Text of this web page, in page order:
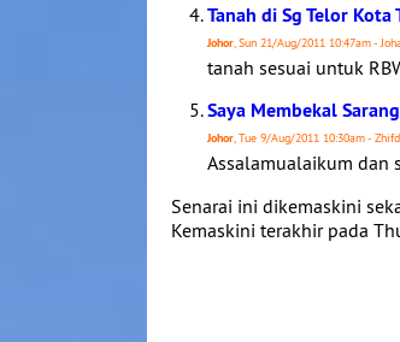
Tanah di Sg Telor
Johor, Sun 21/Aug/2011 10:47am -
tanah sesuai untuk
Saya Membekal
Johor, Tue 9/Aug/2011 10:30am -
Assalamualaikum dan
Senarai ini dikemaskini
Kemaskini terakhir pada